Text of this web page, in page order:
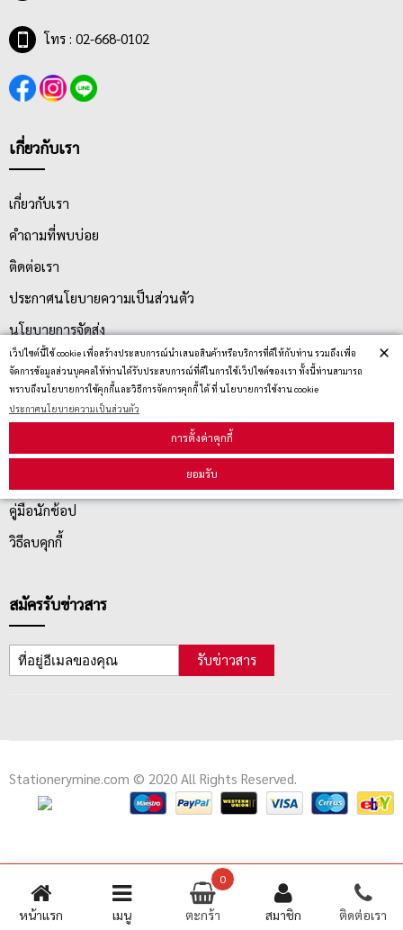
หน้าแรก เมนู
0
ตะกร้า สมาชิก ติดต่อเรา
เว็ปไซต์นี้ใช้ cookie เพื่อสร้างประสบการณ์นำเสนอสินค้าหรือบริการที่ดีให้กับท่าน รวมถึงเพื่อ
จัดการข้อมูลส่วนบุคคลให้ท่านได้รับประสบการณ์ที่ดีในการใช้เว็ปไซต์ของเรา ทั้งนี้ท่านสามารถ
ทราบถึงนโยบายการใช้คุกกี้และวิธีการจัดการคุกกี้ ได้ ที่ นโยบายการใช้งาน cookie
ประกาศนโยบายความเป็นส่วนตัว
การตั้งค่าคุกกี้
ยอมรับ
×
โทร : 02-668-0102
เกี่ยวกับเรา
เกี่ยวกับเรา
คำถามที่พบบ่อย
ติดต่อเรา
ประกาศนโยบายความเป็นส่วนตัว
นโยบายการจัดส่ง
นโยบายการเปลี่ยน/คืน สินค้า
บริการลูกค้า
คู่มือนักช้อป
วิธีลบคุกกี้
สมัครรับข่าวสาร
รับข่าวสาร
Stationerymine.com © 2020 All Rights Reserved.